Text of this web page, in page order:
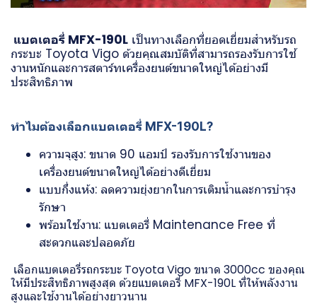
แบตเตอรี่ MFX-190L เป็นทางเลือกที่ยอดเยี่ยมสำหรับรถ
กระบะ Toyota Vigo ด้วยคุณสมบัติที่สามารถรองรับการใช้
งานหนักและการสตาร์ทเครื่องยนต์ขนาดใหญ่ได้อย่างมี
ประสิทธิภาพ
ทำไมต้องเลือกแบตเตอรี่ MFX-190L?
ความจุสูง: ขนาด 90 แอมป์ รองรับการใช้งานของ
เครื่องยนต์ขนาดใหญ่ได้อย่างดีเยี่ยม
แบบกึ่งแห้ง: ลดความยุ่งยากในการเติมน้ำและการบำรุง
รักษา
พร้อมใช้งาน: แบตเตอรี่ Maintenance Free ที่
สะดวกและปลอดภัย
เลือกแบตเตอรี่รถกระบะ Toyota Vigoขนาด 3000cc ของคุณ
ให้มีประสิทธิภาพสูงสุด ด้วยแบตเตอรี่ MFX-190L ที่ให้พลังงาน
สูงและใช้งานได้อย่างยาวนาน